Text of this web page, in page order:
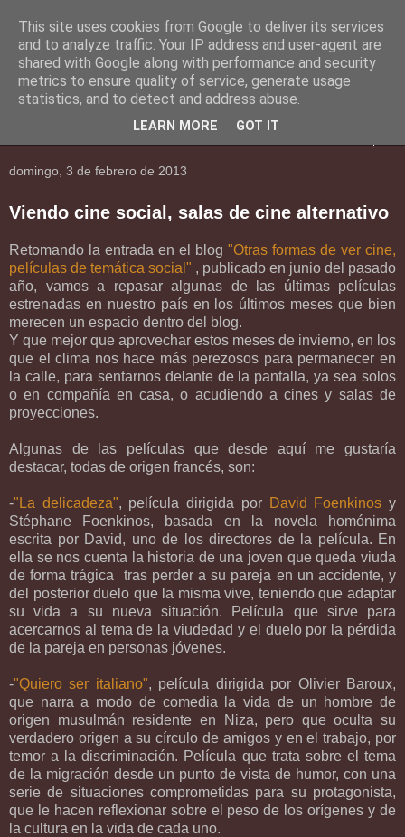
En Social
Una mirada al mundo social.
domingo, 3 de febrero de 2013
Viendo cine social, salas de cine alternativo
Retomando la entrada en el blog "Otras formas de ver cine,
películas de temática social" , publicado en junio del pasado
año, vamos a repasar algunas de las últimas películas
estrenadas en nuestro país en los últimos meses que bien
merecen un espacio dentro del blog.
Y que mejor que aprovechar estos meses de invierno, en los
que el clima nos hace más perezosos para permanecer en
la calle, para sentarnos delante de la pantalla, ya sea solos
o en compañía en casa, o acudiendo a cines y salas de
proyecciones.
Algunas de las películas que desde aquí me gustaría
destacar, todas de origen francés, son:
-"La delicadeza", película dirigida por David Foenkinosy
Stéphane Foenkinos, basada en la novela homónima
escrita por David, uno de los directores de la película. En
ella se nos cuenta la historia de una joven que queda viuda
de forma trágica tras perder a su pareja en un accidente, y
del posterior duelo que la misma vive, teniendo que adaptar
su vida a su nueva situación. Película que sirve para
acercarnos al tema de la viudedad y el duelo por la pérdida
de la pareja en personas jóvenes.
-"Quiero ser italiano", película dirigida por Olivier Baroux,
que narra a modo de comedia la vida de un hombre de
origen musulmán residente en Niza, pero que oculta su
verdadero origen a su círculo de amigos y en el trabajo, por
temor a la discriminación. Película que trata sobre el tema
de la migración desde un punto de vista de humor, con una
serie de situaciones comprometidas para su protagonista,
que le hacen reflexionar sobre el peso de los orígenes y de
la cultura en la vida de cada uno.
This site uses cookies from Google to deliver its services
and to analyze traffic. Your IP address and user-agent are
shared with Google along with performance and security
metrics to ensure quality of service, generate usage
statistics, and to detect and address abuse.
LEARN MORE GOT IT